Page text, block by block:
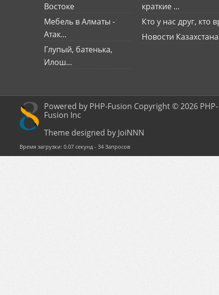
Востоке
Мебель в Алматы -
Атак...
Глупый, батенька,
Илош...
краткие ...
Кто у нас друг, кто
Новости Казахстана
Powered by PHP-Fusion Copyright © 2026 PHP-
Fusion Inc
Theme designed by JoiNNN
Время загрузки: 0.07 секунд - 34 Запросов